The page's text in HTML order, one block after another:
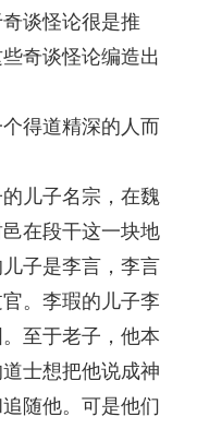
谈怪论很是推
奇谈怪论编造出
得道精深的人而
儿子名宗，在魏
在段干这一块地
子是李言，李言
。李瑕的儿子李
至于老子，他本
士想把他说成神
随他。可是他们